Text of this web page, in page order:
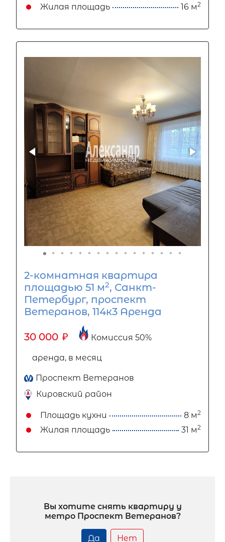
Жилая площадь 16 м2
2-комнатная квартира
площадью 51 м2, Санкт-
Петербург, проспект
Ветеранов, 114к3 Аренда
30 000 ₽ Комиссия 50%
аренда, в месяц
Проспект Ветеранов
Кировский район
Площадь кухни 8 м2
Жилая площадь 31 м2
Вы хотите снять квартиру у
метро Проспект Ветеранов?
Да Нет